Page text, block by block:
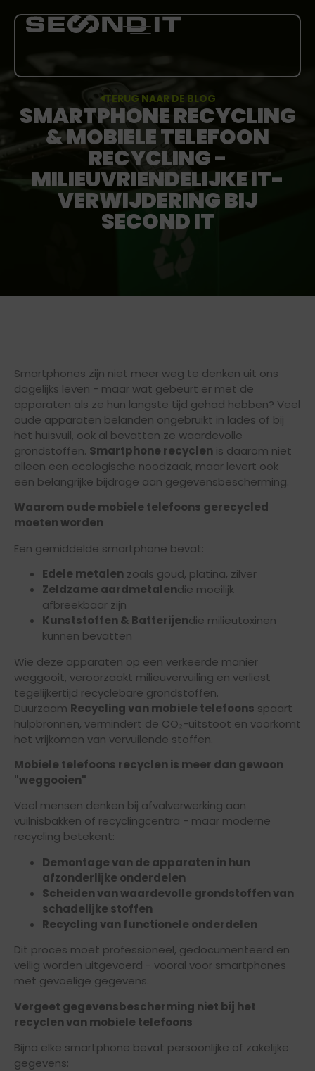
DIENSTEN
OVER ONS
BLOG
CARRIÈRE
TERUG NAAR DE BLOG
SMARTPHONE RECYCLING
& MOBIELE TELEFOON
RECYCLING -
MILIEUVRIENDELIJKE IT-
VERWIJDERING BIJ
SECOND IT
Smartphones zijn niet meer weg te denken uit ons
dagelijks leven - maar wat gebeurt er met de
apparaten als ze hun langste tijd gehad hebben? Veel
oude apparaten belanden ongebruikt in lades of bij
het huisvuil, ook al bevatten ze waardevolle
grondstoffen. Smartphone recyclen is daarom niet
alleen een ecologische noodzaak, maar levert ook
een belangrijke bijdrage aan gegevensbescherming.
Waarom oude mobiele telefoons gerecycled
moeten worden
Een gemiddelde smartphone bevat:
Edele metalen zoals goud, platina, zilver
Zeldzame aardmetalendie moeilijk
afbreekbaar zijn
Kunststoffen & Batterijendie milieutoxinen
kunnen bevatten
Wie deze apparaten op een verkeerde manier
weggooit, veroorzaakt milieuvervuiling en verliest
tegelijkertijd recyclebare grondstoffen.
Duurzaam Recycling van mobiele telefoons spaart
hulpbronnen, vermindert de CO₂-uitstoot en voorkomt
het vrijkomen van vervuilende stoffen.
Mobiele telefoons recyclen is meer dan gewoon
"weggooien"
Veel mensen denken bij afvalverwerking aan
vuilnisbakken of recyclingcentra - maar moderne
recycling betekent:
Demontage van de apparaten in hun
afzonderlijke onderdelen
Scheiden van waardevolle grondstoffen van
schadelijke stoffen
Recycling van functionele onderdelen
Dit proces moet professioneel, gedocumenteerd en
veilig worden uitgevoerd - vooral voor smartphones
met gevoelige gegevens.
Vergeet gegevensbescherming niet bij het
recyclen van mobiele telefoons
Bijna elke smartphone bevat persoonlijke of zakelijke
gegevens: